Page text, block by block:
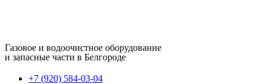
Газовое и водоочистное оборудование
и запасные части в Белгороде
+7 (920) 584-03-04